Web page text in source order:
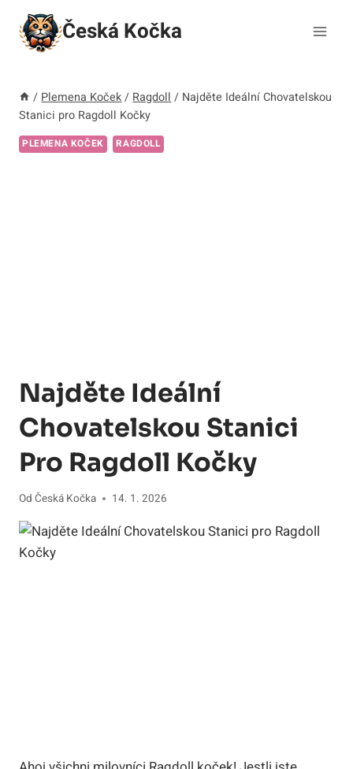
Přeskočit
obsah
Česká Kočka
/ Plemena Koček / Ragdoll / Najděte Ideální Chovatelskou
Stanici pro Ragdoll Kočky
PLEMENA KOČEK RAGDOLL
Najděte Ideální
Chovatelskou Stanici
Pro Ragdoll Kočky
Od Česká Kočka 14. 1. 2026